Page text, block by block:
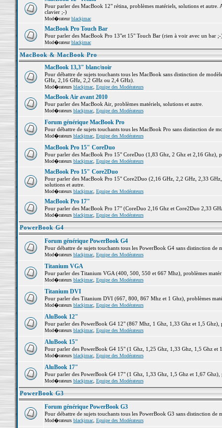
Pour parler des MacBook 12" rétina, problèmes matériels, solutions et
clavier ;-)
Mod�rateurblackjmac
MacBook Pro Touch Bar
Pour parler des MacBook Pro 13"et 15" Touch Bar (rien à voir avec un bar
Mod�rateurblackjmac
MacBook & MacBook Pro
MacBook 13,3" blanc/noir
Pour débattre de sujets touchants tous les MacBook sans distinction de
GHz, 2,16 GHz, 2,2 GHz ou 2,4 GHz).
Mod�rateurs blackjmac, Equipe des Modérateurs
MacBook Air avant 2010
Pour parler des MacBook Air, problèmes matériels, solutions et autre.
Mod�rateurs blackjmac, Equipe des Modérateurs
Forum générique MacBook Pro
Pour débattre de sujets touchants tous les MacBook Pro sans distinction de
Mod�rateurs blackjmac, Equipe des Modérateurs
MacBook Pro 15" CoreDuo
Pour parler des MacBook Pro 15" CoreDuo (1,83 Ghz, 2 Ghz et 2,16 Ghz),
Mod�rateurs blackjmac, Equipe des Modérateurs
MacBook Pro 15" Core2Duo
Pour parler des MacBook Pro 15" Core2Duo (2,16 GHz, 2,2 GHz, 2,33
solutions et autre.
Mod�rateurs blackjmac, Equipe des Modérateurs
MacBook Pro 17"
Pour parler des MacBook Pro 17" (CoreDuo 2,16 Ghz et Core2Duo 2,33
Mod�rateurs blackjmac, Equipe des Modérateurs
PowerBook G4
Forum générique PowerBook G4
Pour débattre de sujets touchants tous les PowerBook G4 sans distinction de
Mod�rateurs blackjmac, Equipe des Modérateurs
Titanium VGA
Pour parler des Titanium VGA (400, 500, 550 et 667 Mhz), problèmes
Mod�rateurs blackjmac, Equipe des Modérateurs
Titanium DVI
Pour parler des Titanium DVI (667, 800, 867 Mhz et 1 Ghz), problèmes
Mod�rateurs blackjmac, Equipe des Modérateurs
AluBook 12"
Pour parler des PowerBook G4 12" (867 Mhz, 1 Ghz, 1,33 Ghz et 1,5 Ghz),
Mod�rateurs blackjmac, Equipe des Modérateurs
AluBook 15"
Pour parler des PowerBook G4 15" (1 Ghz, 1,25 Ghz, 1,33 Ghz, 1,5 Ghz et
Mod�rateurs blackjmac, Equipe des Modérateurs
AluBook 17"
Pour parler des PowerBook G4 17" (1 Ghz, 1,33 Ghz, 1,5 Ghz et 1,67 Ghz),
Mod�rateurs blackjmac, Equipe des Modérateurs
PowerBook G3
Forum générique PowerBook G3
Pour débattre de sujets touchants tous les PowerBook G3 sans distinction de
Mod�rateurs blackjmac, Equipe des Modérateurs